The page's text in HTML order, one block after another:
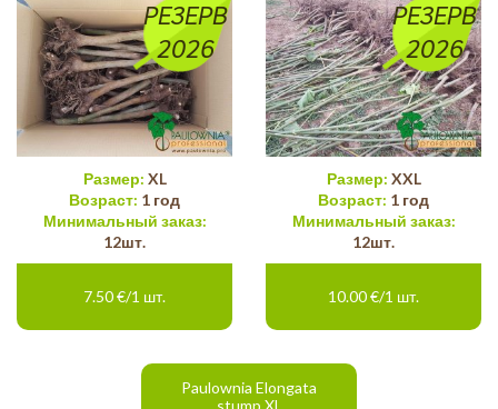
РЕЗЕРВ
2026
Размер: XL
Возраст: 1 год
Минимальный заказ:
12шт.
7.50 €/1 шт.
РЕЗЕРВ
2026
Размер: XXL
Возраст: 1 год
Минимальный заказ:
12шт.
10.00 €/1 шт.
Paulownia Elongata
stump XL